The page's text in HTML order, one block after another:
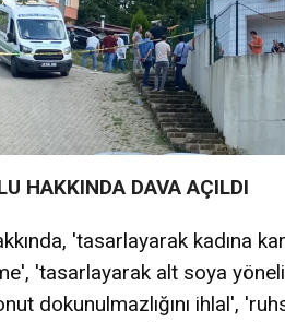
HAKKINDA DAVA AÇILDI
'tasarlayarak kadına
'tasarlayarak alt soya
dokunulmazlığını ihlal',